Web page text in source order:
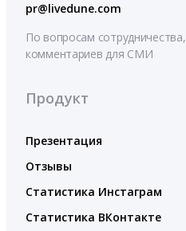
pr@livedune.com
По вопросам сотрудничества,
комментариев для СМИ
Продукт
Презентация
Отзывы
Статистика Инстаграм
Статистика ВКонтакте